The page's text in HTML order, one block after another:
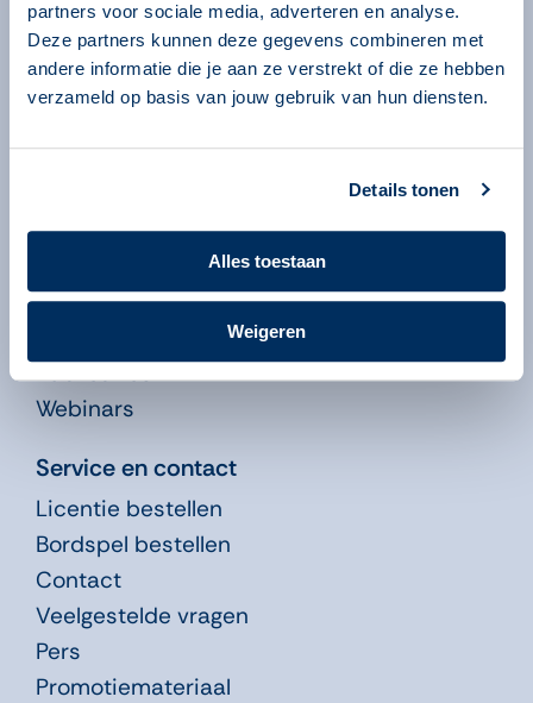
partners voor sociale media, adverteren en analyse.
Deze partners kunnen deze gegevens combineren met
andere informatie die je aan ze verstrekt of die ze hebben
verzameld op basis van jouw gebruik van hun diensten.
Details tonen
Alles toestaan
Weigeren
Over ons
Over onze programma’s
Begeleiders
Leren in de Educatie
Publicaties
Webinars
Service en contact
Licentie bestellen
Bordspel bestellen
Contact
Veelgestelde vragen
Pers
Promotiemateriaal